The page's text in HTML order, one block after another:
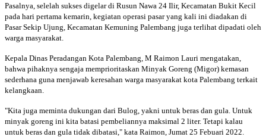
Pasalnya, selelah sukses digelar di Rusun Nawa 24 Ilir, Kecamatan Bukit Kecil
pada hari pertama kemarin, kegiatan operasi pasar yang kali ini diadakan di
Pasar Sekip Ujung, Kecamatan Kemuning Palembang juga terlihat dipadati oleh
warga masyarakat.
Kepala Dinas Peradangan Kota Palembang, M Raimon Lauri mengatakan,
bahwa pihaknya sengaja memprioritaskan Minyak Goreng (Migor) kemasan
sederhana guna menjawab keresahan warga masyarakat kota Palembang terkait
kelangkaan.
"Kita juga meminta dukungan dari Bulog, yakni untuk beras dan gula. Untuk
minyak goreng ini kita batasi pembeliannya maksimal 2 liter. Tetapi kalau
untuk beras dan gula tidak dibatasi," kata Raimon, Jumat 25 Febuari 2022.